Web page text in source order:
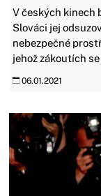
V českých kinech
Slováci jej
nebezpečné
jehož zákoutích
06.01.2021